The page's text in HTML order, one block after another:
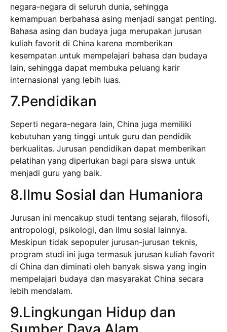
negara-negara di seluruh dunia, sehingga
kemampuan berbahasa asing menjadi sangat penting.
Bahasa asing dan budaya juga merupakan jurusan
kuliah favorit di China karena memberikan
kesempatan untuk mempelajari bahasa dan budaya
lain, sehingga dapat membuka peluang karir
internasional yang lebih luas.
7.Pendidikan
Seperti negara-negara lain, China juga memiliki
kebutuhan yang tinggi untuk guru dan pendidik
berkualitas. Jurusan pendidikan dapat memberikan
pelatihan yang diperlukan bagi para siswa untuk
menjadi guru yang baik.
8.Ilmu Sosial dan Humaniora
Jurusan ini mencakup studi tentang sejarah, filosofi,
antropologi, psikologi, dan ilmu sosial lainnya.
Meskipun tidak sepopuler jurusan-jurusan teknis,
program studi ini juga termasuk jurusan kuliah favorit
di China dan diminati oleh banyak siswa yang ingin
mempelajari budaya dan masyarakat China secara
lebih mendalam.
9.Lingkungan Hidup dan